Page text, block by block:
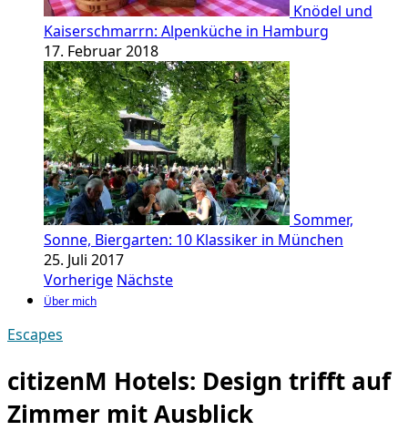
Knödel und
Kaiserschmarrn: Alpenküche in Hamburg
17. Februar 2018
Sommer,
Sonne, Biergarten: 10 Klassiker in München
25. Juli 2017
Vorherige Nächste
Über mich
Escapes
citizenM Hotels: Design trifft auf
Zimmer mit Ausblick